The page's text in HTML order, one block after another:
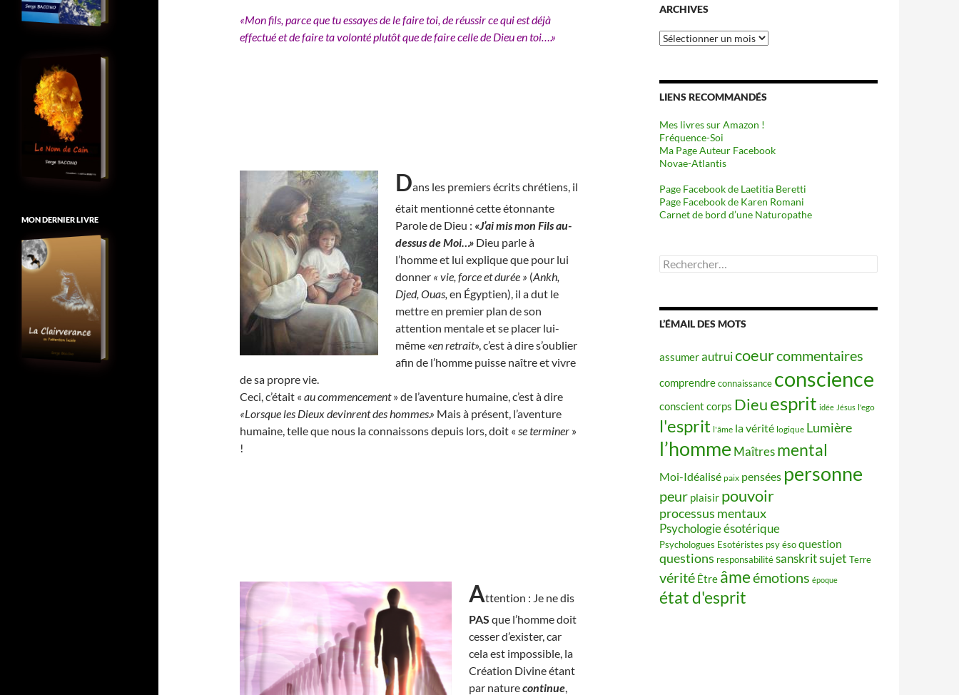
«Mon fils, parce que tu essayes de le faire toi, de réussir ce qui est déjà
effectué et de faire ta volonté plutôt que de faire celle de Dieu en toi….»
Dans les premiers écrits chrétiens, il
était mentionné cette étonnante
Parole de Dieu : «J’ai mis mon Fils au-
dessus de Moi…» Dieu parle à
l’homme et lui explique que pour lui
donner « vie, force et durée » (Ankh,
Djed, Ouas, en Égyptien), il a dut le
mettre en premier plan de son
attention mentale et se placer lui-
même «en retrait», c’est à dire s’oublier
afin de l’homme puisse naître et vivre
de sa propre vie.
Ceci, c’était « au commencement» de l’aventure humaine, c’est à dire
«Lorsque les Dieux devinrent des hommes.» Mais à présent, l’aventure
humaine, telle que nous la connaissons depuis lors, doit « se terminer »
!
Attention : Je ne dis
PAS que l’homme doit
cesser d’exister, car
cela est impossible, la
Création Divine étant
par naturecontinue,
ARCHIVES
Archives
LIENS RECOMMANDÉS
Mes livres sur Amazon !
Fréquence-Soi
Ma Page Auteur Facebook
Novae-Atlantis
Page Facebook de Laetitia Beretti
Page Facebook de Karen Romani
Carnet de bord d’une Naturopathe
Rechercher :
L’ÉMAIL DES MOTS
assumerautruicoeurcommentaires
comprendreconnaissance conscience
conscient corps Dieuesprit idée Jésus l'ego
l'esprit l'âme la vérité logique Lumière
l’homme Maîtres mental
Moi-Idéalisé paix pensées personne
peur plaisir pouvoir
processus mentaux
Psychologie ésotérique
Psychologues Esotéristes psy ésoquestion
questions responsabilitésanskritsujet Terre
vérité Être âmeémotions époque
état d'esprit
MON DERNIER LIVRE